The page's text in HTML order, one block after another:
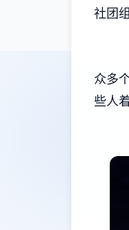
社团
众多
些人